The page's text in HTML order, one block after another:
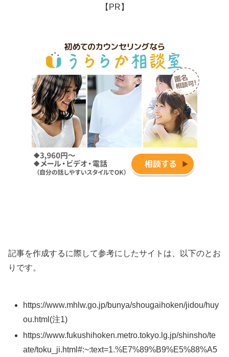
【PR】
記事を作成するに際して参考にしたサイトは、以下のとお
りです。
https://www.mhlw.go.jp/bunya/shougaihoken/jidou/huy
ou.html(注1)
https://www.fukushihoken.metro.tokyo.lg.jp/shinsho/te
ate/toku_ji.html#:~:text=1.%E7%89%B9%E5%88%A5